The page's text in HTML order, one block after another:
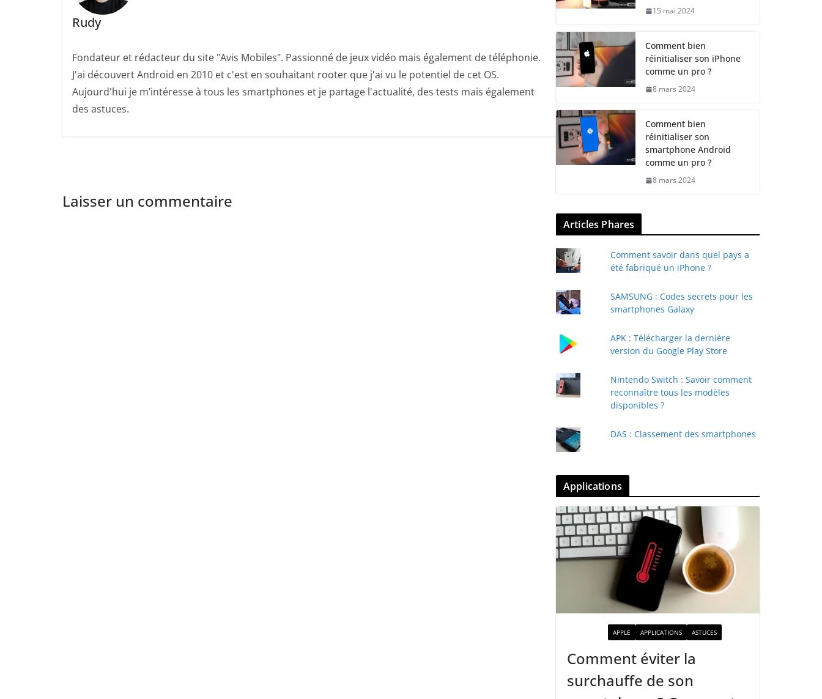
Rudy
Fondateur et rédacteur du site "Avis Mobiles". Passionné de jeux vidéo mais également de téléphonie.
J'ai découvert Android en 2010 et c'est en souhaitant rooter que j'ai vu le potentiel de cet OS.
Aujourd'hui je m’intéresse à tous les smartphones et je partage l'actualité, des tests mais également
des astuces.
Laisser un commentaire
15 mai 2024
Comment bien
réinitialiser son iPhone
comme un pro ?
8 mars 2024
Comment bien
réinitialiser son
smartphone Android
comme un pro ?
8 mars 2024
Articles Phares
Comment savoir dans quel pays a
été fabriqué un iPhone ?
SAMSUNG : Codes secrets pour les
smartphones Galaxy
APK : Télécharger la dernière
version du Google Play Store
Nintendo Switch : Savoir comment
reconnaître tous les modèles
disponibles ?
DAS : Classement des smartphones
Applications
APPLE APPLICATIONS ASTUCES
Comment éviter la
surchauffe de son